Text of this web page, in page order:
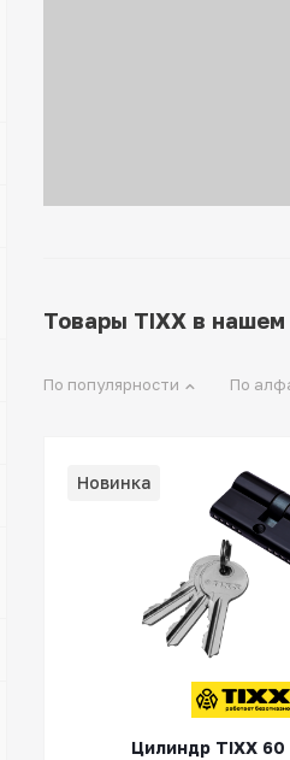
Товары TIXX в нашем
По популярности По
Новинка
Цилиндр TIXX